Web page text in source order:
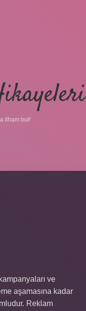
ilham bul!
ve
aşamasına kadar
Reklam